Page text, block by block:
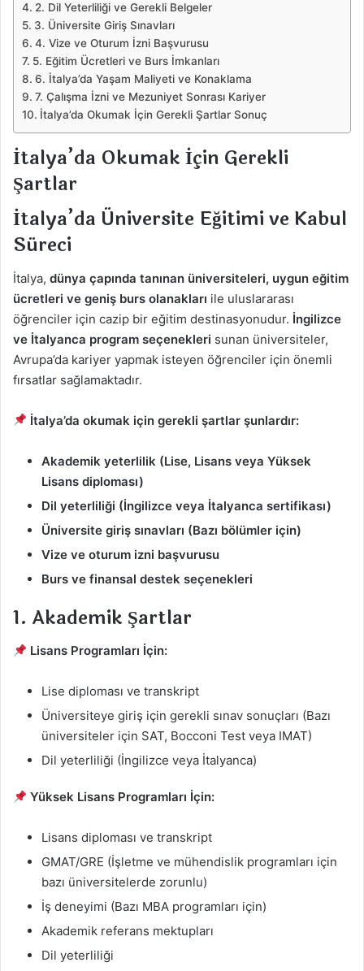
2. Dil Yeterliliği ve Gerekli Belgeler
3. Üniversite Giriş Sınavları
4. Vize ve Oturum İzni Başvurusu
5. Eğitim Ücretleri ve Burs İmkanları
6. İtalya’da Yaşam Maliyeti ve Konaklama
7. Çalışma İzni ve Mezuniyet Sonrası Kariyer
İtalya’da Okumak İçin Gerekli Şartlar Sonuç
İtalya’da Okumak İçin Gerekli
Şartlar
İtalya’da Üniversite Eğitimi ve Kabul
Süreci
İtalya, dünya çapında tanınan üniversiteleri, uygun eğitim
ücretleri ve geniş burs olanakları ile uluslararası
öğrenciler için cazip bir eğitim destinasyonudur. İngilizce
ve İtalyanca program seçenekleri sunan üniversiteler,
Avrupa’da kariyer yapmak isteyen öğrenciler için önemli
fırsatlar sağlamaktadır.
İtalya’da okumak için gerekli şartlar şunlardır:
Akademik yeterlilik (Lise, Lisans veya Yüksek
Lisans diploması)
Dil yeterliliği (İngilizce veya İtalyanca sertifikası)
Üniversite giriş sınavları (Bazı bölümler için)
Vize ve oturum izni başvurusu
Burs ve finansal destek seçenekleri
1. Akademik Şartlar
Lisans Programları İçin:
Lise diploması ve transkript
Üniversiteye giriş için gerekli sınav sonuçları (Bazı
üniversiteler için SAT, Bocconi Test veya IMAT)
Dil yeterliliği (İngilizce veya İtalyanca)
Yüksek Lisans Programları İçin:
Lisans diploması ve transkript
GMAT/GRE (İşletme ve mühendislik programları için
bazı üniversitelerde zorunlu)
İş deneyimi (Bazı MBA programları için)
Akademik referans mektupları
Dil yeterliliği